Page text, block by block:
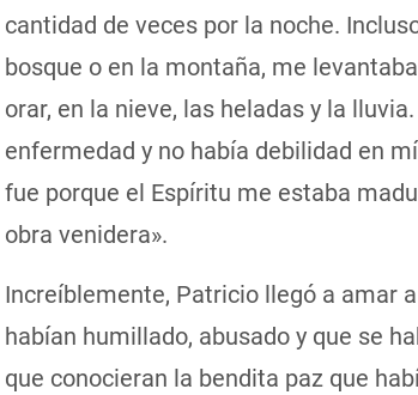
cantidad de veces por la noche.
bosque o en la montaña, me
orar, en la nieve, las heladas y la
enfermedad y no había debilidad en
fue porque el Espíritu me estaba
obra venidera».
Increíblemente, Patricio llegó a amar
habían humillado, abusado y que se
que conocieran la bendita paz que